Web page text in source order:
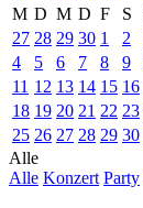
M D M D F S
27 28 29 30 1 2
4
5 6 7 8 9
11 12 13 14 15 16
18 19 20 21 22 23
25 26 27 28 29 30
Alle
Alle Konzert Party